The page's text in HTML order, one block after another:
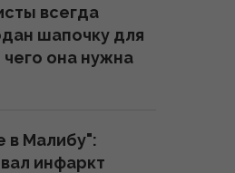
пустыню
несколько
2026
всегда
шапочку для
она нужна
в Малибу":
инфаркт